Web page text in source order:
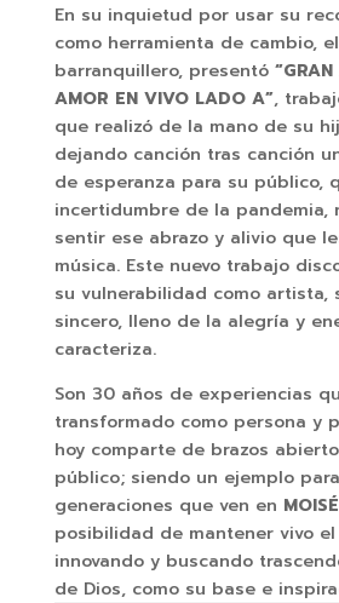
En su inquietud por usar su
como herramienta de cambio,
barranquillero, presentó
AMOR EN VIVO LADO A”,
que realizó de la mano de su
dejando canción tras canción
de esperanza para su público,
incertidumbre de la pandemia,
sentir ese abrazo y alivio que
música. Este nuevo trabajo
su vulnerabilidad como artista,
sincero, lleno de la alegría y
caracteriza.
Son 30 años de experiencias
transformado como persona y
hoy comparte de brazos
público; siendo un ejemplo
generaciones que ven en
posibilidad de mantener vivo
innovando y buscando
de Dios, como su base e